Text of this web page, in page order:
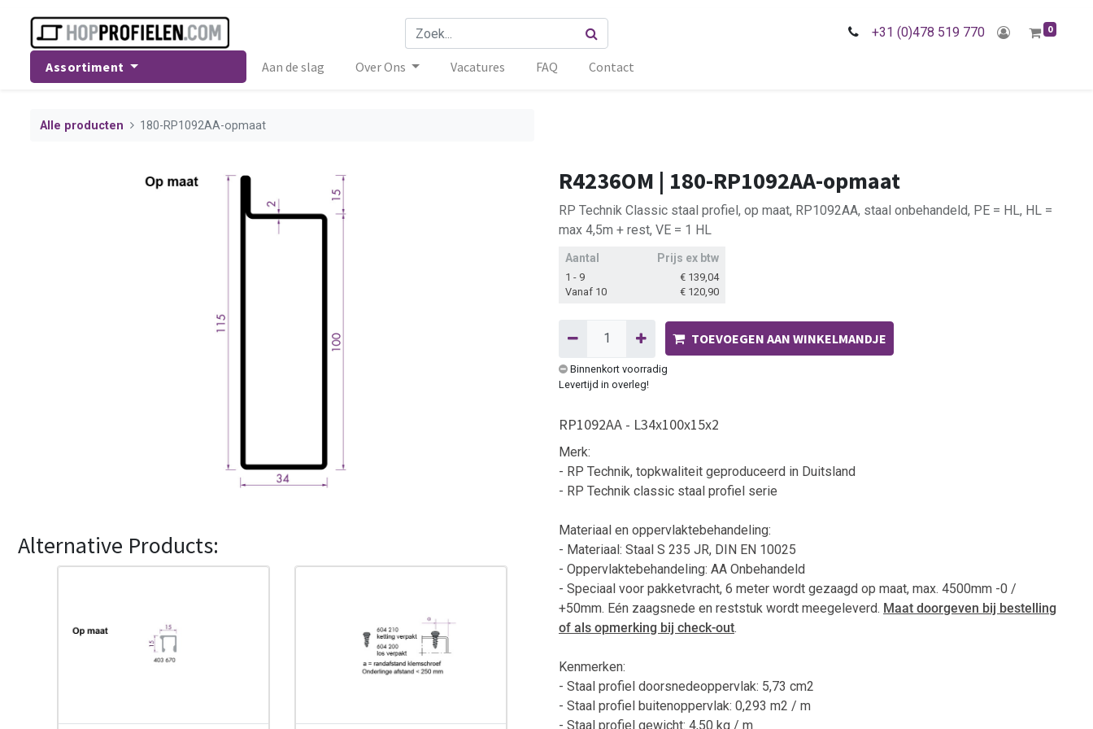
+31 (0)478 519 770 0
Assortiment Aan de slag Over Ons Vacatures FAQ Contact
Alle producten 180-RP1092AA-opmaat
Alternative Products:
R4236OM | 180-RP1092AA-opmaat
RP Technik Classic staal profiel, op maat, RP1092AA, staal onbehandeld, PE = HL, HL =
max 4,5m + rest, VE = 1 HL
Aantal Prijs ex btw
1 - 9 € 139,04
Vanaf 10
€ 120,90
TOEVOEGEN AAN WINKELMANDJE
Binnenkort voorradig
Levertijd in overleg!
RP1092AA - L34x100x15x2
Merk:
- RP Technik, topkwaliteit geproduceerd in Duitsland
- RP Technik classic staal profiel serie
Materiaal en oppervlaktebehandeling:
- Materiaal: Staal S 235 JR, DIN EN 10025
- Oppervlaktebehandeling: AA Onbehandeld
- Speciaal voor pakketvracht, 6 meter wordt gezaagd op maat, max. 4500mm -0 /
+50mm. Eén zaagsnede en reststuk wordt meegeleverd. Maat doorgeven bij bestelling
of als opmerking bij check-out.
Kenmerken:
- Staal profiel doorsnedeoppervlak: 5,73 cm2
- Staal profiel buitenoppervlak: 0,293 m2 / m
- Staal profiel gewicht: 4,50 kg / m